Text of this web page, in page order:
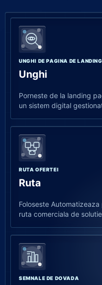
UNGHI DE PAGINA DE LANDING
Unghi
Porneste de la landing
un sistem digital
RUTA OFERTEI
Ruta
Foloseste
ruta comerciala de
SEMNALE DE DOVADA